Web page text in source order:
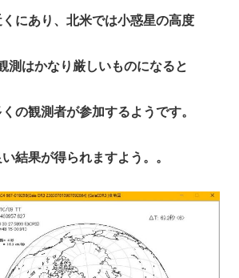
にあり、北米では小惑星の高度
測はかなり厳しいものになると
の観測者が参加するようです。
結果が得られますよう。。